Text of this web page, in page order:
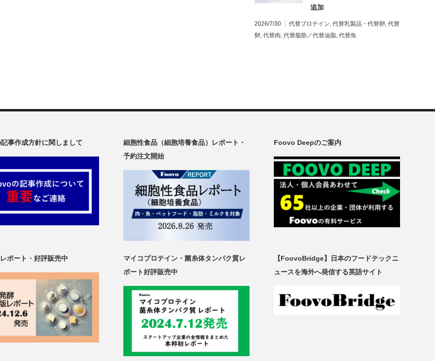
追加
2026/7/30 代替プロテイン, 代替乳製品・代替卵, 代替
卵, 代替肉, 代替脂肪／代替油脂, 代替魚
事作成方針に関しまして
細胞性食品（細胞培養食品）レポート・
予約注文開始
Foovo Deepのご案内
ポート・好評販売中
マイコプロテイン・菌糸体タンパク質レ
ポート好評販売中
【FoovoBridge】日本のフードテックニ
ュースを海外へ発信する英語サイト